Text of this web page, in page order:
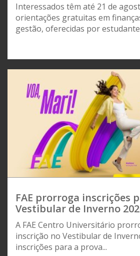
Interessados têm até 21 de
orientações gratuitas em
gestão, oferecidas por
FAE prorroga inscrições
Vestibular de Inverno
A FAE Centro Universitário
inscrição no Vestibular de
inscrições para a prova...